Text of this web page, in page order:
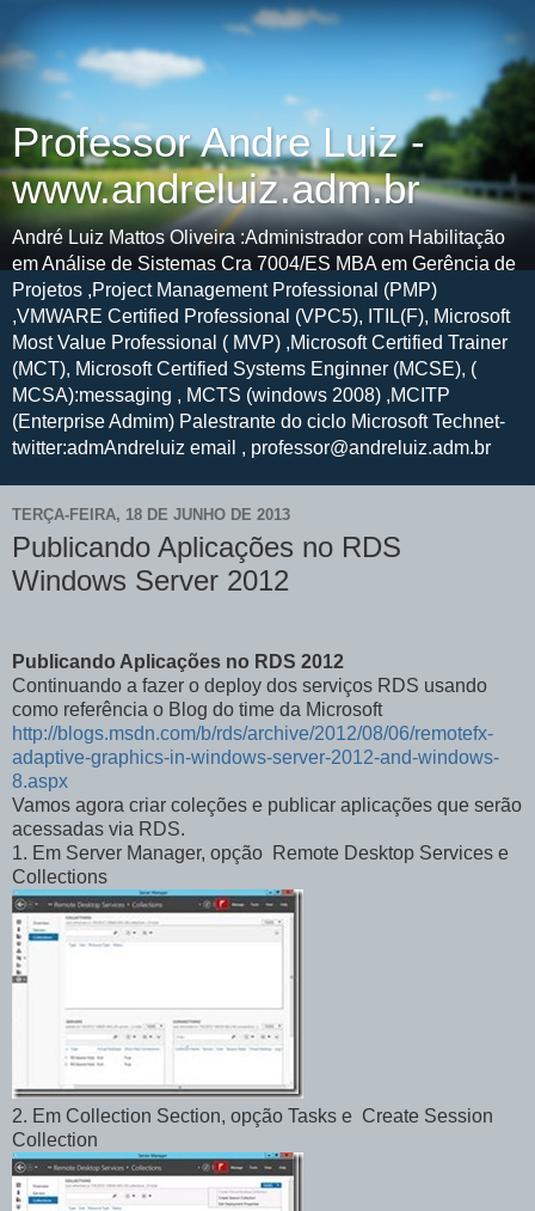
Professor Andre Luiz -
www.andreluiz.adm.br
André Luiz Mattos Oliveira :Administrador com Habilitação
em Análise de Sistemas Cra 7004/ES MBA em Gerência de
Projetos ,Project Management Professional (PMP)
,VMWARE Certified Professional (VPC5), ITIL(F), Microsoft
Most Value Professional ( MVP) ,Microsoft Certified Trainer
(MCT), Microsoft Certified Systems Enginner (MCSE), (
MCSA):messaging , MCTS (windows 2008) ,MCITP
(Enterprise Admim) Palestrante do ciclo Microsoft Technet-
twitter:admAndreluiz email , professor@andreluiz.adm.br
TERÇA-FEIRA, 18 DE JUNHO DE 2013
Publicando Aplicações no RDS
Windows Server 2012
Publicando Aplicações no RDS 2012
Continuando a fazer o deploy dos serviços RDS usando
como referência o Blog do time da Microsoft
http://blogs.msdn.com/b/rds/archive/2012/08/06/remotefx-
adaptive-graphics-in-windows-server-2012-and-windows-
8.aspx
Vamos agora criar coleções e publicar aplicações que serão
acessadas via RDS.
1. Em Server Manager, opção Remote Desktop Services e
Collections
2. Em Collection Section, opção Tasks e Create Session
Collection